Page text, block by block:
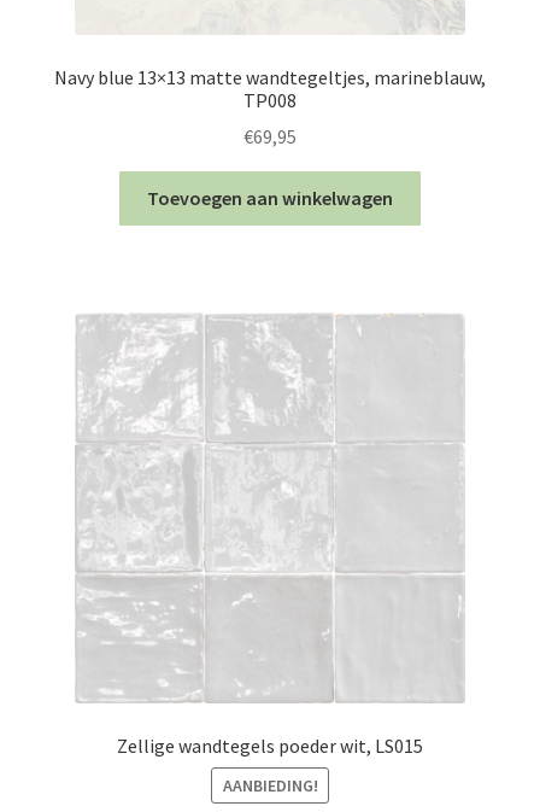
Navy blue 13×13 matte wandtegeltjes, marineblauw,
TP008
€69,95
Toevoegen aan winkelwagen
Zellige wandtegels poeder wit, LS015
AANBIEDING!